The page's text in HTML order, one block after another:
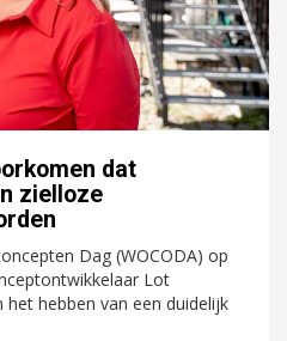
dat
zielloze
Dag (WOCODA) op
Lot
het hebben van een duidelijk